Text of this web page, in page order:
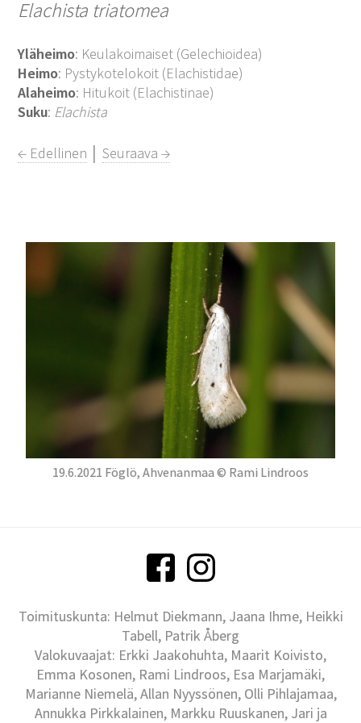
Elachista triatomea
Yläheimo: Keulakoimaiset (Gelechioidea)
Heimo: Pystykotelokoit (Elachistidae)
Alaheimo: Hitukoit (Elachistinae)
Suku: Elachista
← Edellinen │Seuraava →
19.6.2021 Föglö, Ahvenanmaa © Rami Lindroos
Toimituskunta: Helmut Diekmann, Jaana Ihme, Heikki
Tabell, Patrik Åberg
Valokuvaajat: Erkki Jaakohuhta, Maarit Koivisto,
Emma Kosonen, Rami Lindroos, Esa Marjamäki,
Marianne Niemelä, Allan Nyyssönen, Olli Pihlajamaa,
Annukka Pirkkalainen, Markku Ruuskanen, Jari ja